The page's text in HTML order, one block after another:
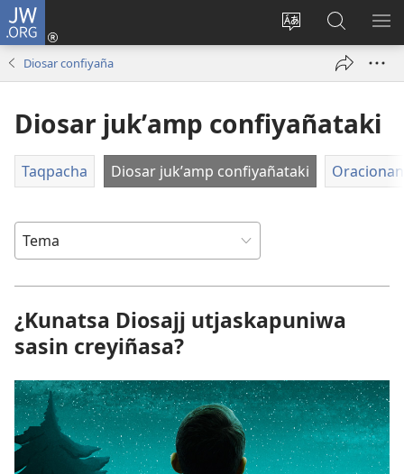
JW.ORG
Change
language
Cuentamar
mantañatakiJW.ORG:
Diosar confiyaña
Diosar jukʼamp confiyañataki
Taqpacha Diosar jukʼamp confiyañataki
¿Kunatsa Diosajj utjaskapuniwa
sasin creyiñasa?